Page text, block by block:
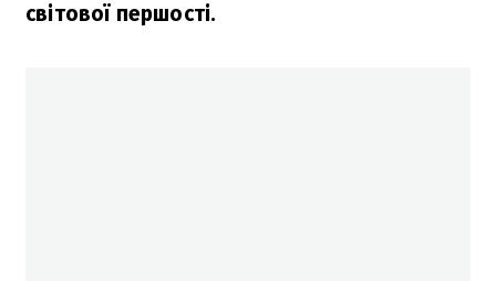
світової першості.